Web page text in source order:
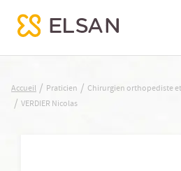
Nx:Aller
VERDIER Nicolas
Accueil / Praticien / Chirurgien orthopediste
/ VERDIER Nicolas